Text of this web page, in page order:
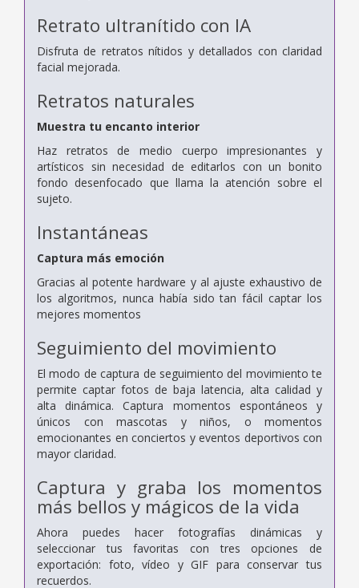
Retrato ultranítido con IA
Disfruta de retratos nítidos y detallados con claridad
facial mejorada.
Retratos naturales
Muestra tu encanto interior
Haz retratos de medio cuerpo impresionantes y
artísticos sin necesidad de editarlos con un bonito
fondo desenfocado que llama la atención sobre el
sujeto.
Instantáneas
Captura más emoción
Gracias al potente hardware y al ajuste exhaustivo de
los algoritmos, nunca había sido tan fácil captar los
mejores momentos
Seguimiento del movimiento
El modo de captura de seguimiento del movimiento te
permite captar fotos de baja latencia, alta calidad y
alta dinámica. Captura momentos espontáneos y
únicos con mascotas y niños, o momentos
emocionantes en conciertos y eventos deportivos con
mayor claridad.
Captura y graba los momentos
más bellos y mágicos de la vida
Ahora puedes hacer fotografías dinámicas y
seleccionar tus favoritas con tres opciones de
exportación: foto, vídeo y GIF para conservar tus
recuerdos.